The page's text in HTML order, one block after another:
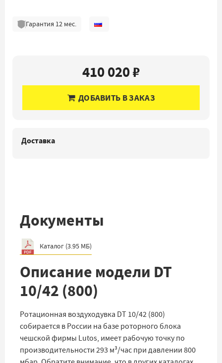
Гарантия 12мес.
410 020 ₽
ДОБАВИТЬ В ЗАКАЗ
Доставка
Документы
Каталог (3.95 МБ)
Описание модели DT
10/42 (800)
Ротационная воздуходувка DT 10/42 (800)
собирается в России на базе роторного блока
чешской фирмы Lutos, имеет рабочую точку по
производительности 293 м³/час при давлении 800